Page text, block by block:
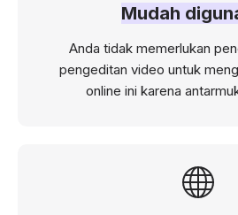
Mudah
Anda tidak memerlukan
pengeditan video untuk
online ini karena